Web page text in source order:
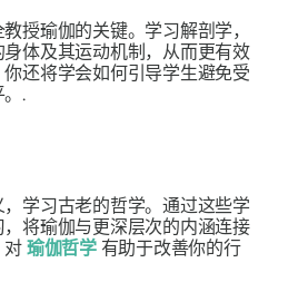
授瑜伽的关键。学习解剖学，
体及其运动机制，从而更有效
还将学会如何引导学生避免受
.
学习古老的哲学。通过这些学
将瑜伽与更深层次的内涵连接
对 瑜伽哲学有助于改善你的行